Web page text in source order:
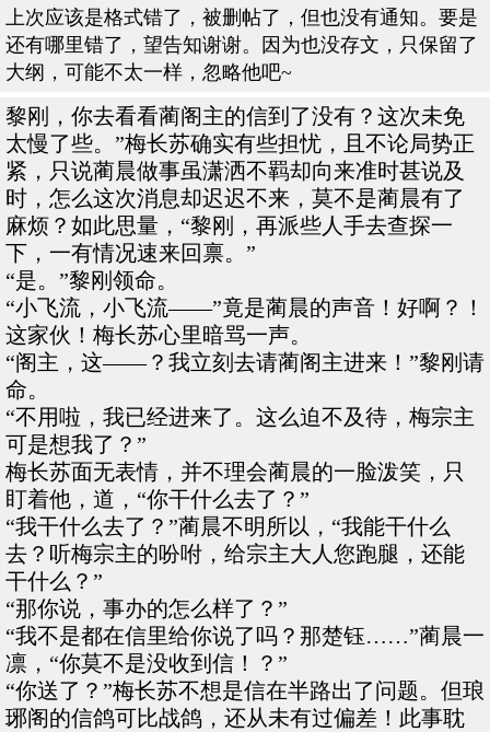
上次应该是格式错了，被删帖了，但也没有通知。要是
还有哪里错了，望告知谢谢。因为也没存文，只保留了
大纲，可能不太一样，忽略他吧~
黎刚，你去看看蔺阁主的信到了没有？这次未免
太慢了些。”梅长苏确实有些担忧，且不论局势正
紧，只说蔺晨做事虽潇洒不羁却向来准时甚说及
时，怎么这次消息却迟迟不来，莫不是蔺晨有了
麻烦？如此思量，“黎刚，再派些人手去查探一
下，一有情况速来回禀。”
“是。”黎刚领命。
“小飞流，小飞流——”竟是蔺晨的声音！好啊？！
这家伙！梅长苏心里暗骂一声。
“阁主，这——？我立刻去请蔺阁主进来！”黎刚请
命。
“不用啦，我已经进来了。这么迫不及待，梅宗主
可是想我了？”
梅长苏面无表情，并不理会蔺晨的一脸泼笑，只
盯着他，道，“你干什么去了？”
“我干什么去了？”蔺晨不明所以，“我能干什么
去？听梅宗主的吩咐，给宗主大人您跑腿，还能
干什么？”
“那你说，事办的怎么样了？”
“我不是都在信里给你说了吗？那楚钰……”蔺晨一
凛，“你莫不是没收到信！？”
“你送了？”梅长苏不想是信在半路出了问题。但琅
琊阁的信鸽可比战鸽，还从未有过偏差！此事耽